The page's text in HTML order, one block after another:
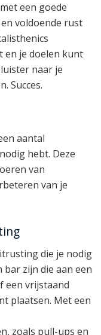
een goede
voldoende rust
en je doelen kunt
naar je
Succes.
aantal
hebt. Deze
van
van je
die je nodig
zijn die aan een
een vrijstaand
plaatsen. Met een
zoals pull-ups en